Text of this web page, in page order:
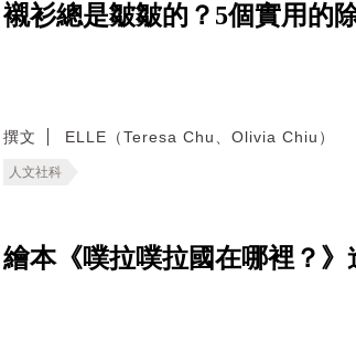
襯衫總是皺皺的？5個實用的
撰文 ELLE（Teresa Chu、Olivia Chiu）
人文社科
繪本《噗拉噗拉國在哪裡？